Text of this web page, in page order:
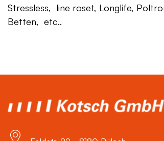
Stressless, line roset, Longlife,
Betten, etc..